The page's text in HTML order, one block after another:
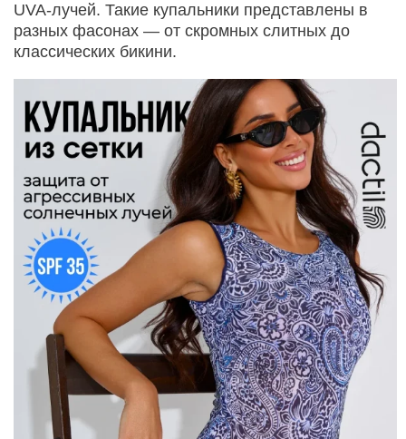
UVA-лучей. Такие купальники представлены в
разных фасонах — от скромных слитных до
классических бикини.